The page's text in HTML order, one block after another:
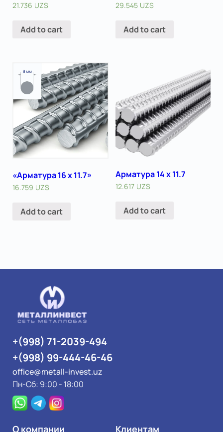
21.736 UZS
Add to cart
29.545 UZS
Add to cart
«Арматура 16 x 11.7»
16.759 UZS
Add to cart
Арматура 14 x 11.7
12.617 UZS
Add to cart
О компании Клиентам
+(998) 71-2039-494
+(998) 99-444-46-46
office@metall-invest.uz
Пн-Сб: 9:00 - 18:00